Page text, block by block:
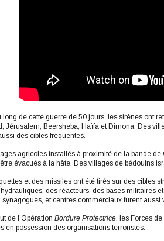
long de cette guerre de 50 jours, les sirènes ont
Jérusalem, Beersheba, Haïfa et Dimona. Des
des cibles fréquentes.
agricoles installés à proximité de la bande
évacués à la hâte. Des villages de bédouins
et des missiles ont été tirés sur des cibles
des réacteurs, des bases militaires
synagogues, et centres commerciaux furent
de l’Opération Bordure Protectrice, les Forces
en possession des organisations terroristes.